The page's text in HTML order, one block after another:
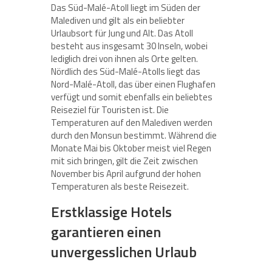
Das Süd-Malé-Atoll liegt im Süden der
Malediven und gilt als ein beliebter
Urlaubsort für Jung und Alt. Das Atoll
besteht aus insgesamt 30 Inseln, wobei
lediglich drei von ihnen als Orte gelten.
Nördlich des Süd-Malé-Atolls liegt das
Nord-Malé-Atoll, das über einen Flughafen
verfügt und somit ebenfalls ein beliebtes
Reiseziel für Touristen ist. Die
Temperaturen auf den Malediven werden
durch den Monsun bestimmt. Während die
Monate Mai bis Oktober meist viel Regen
mit sich bringen, gilt die Zeit zwischen
November bis April aufgrund der hohen
Temperaturen als beste Reisezeit.
Erstklassige Hotels
garantieren einen
unvergesslichen Urlaub